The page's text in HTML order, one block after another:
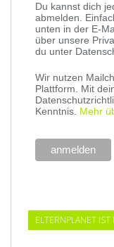
Du kannst dich
abmelden.
unten in der E-
über unsere
du unter
Wir nutzen
Plattform. Mit
Kenntnis. Mehr
ELTERNPLANET